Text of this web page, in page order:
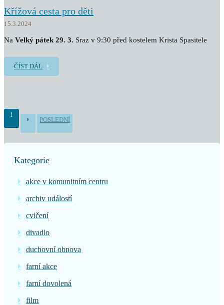
Křížová cesta pro děti
15.3.2024
Na Velký pátek 29. 3. Sraz v 9:30 před kostelem Krista Spasitele
ČÍST DÁL
1
POSLEDNÍ
Kategorie
akce v komunitním centru
archiv událostí
cvičení
divadlo
duchovní obnova
farní akce
farní dovolená
film